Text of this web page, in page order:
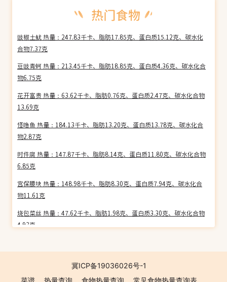
豉椒土鱿 热量：247.83千卡、脂肪17.85克、蛋白质15.12克、碳水化
合物7.37克
豆豉青蚵 热量：213.45千卡、脂肪18.85克、蛋白质4.36克、碳水化合
物6.75克
花开富贵 热量：63.62千卡、脂肪0.76克、蛋白质2.47克、碳水化合物
13.69克
怪噜鱼 热量：184.13千卡、脂肪13.20克、蛋白质13.78克、碳水化合
物2.87克
时件腐 热量：147.87千卡、脂肪8.14克、蛋白质11.80克、碳水化合物
6.85克
宫保腰块 热量：148.98千卡、脂肪8.30克、蛋白质7.94克、碳水化合
物11.61克
烧包菜丝 热量：47.62千卡、脂肪1.98克、蛋白质3.30克、碳水化合物
4.93克
物7.41克
烧花菜 热量：50.35千卡、脂肪3.01克、蛋白质1.82克、碳水化合物
冀ICP备19036026号-1